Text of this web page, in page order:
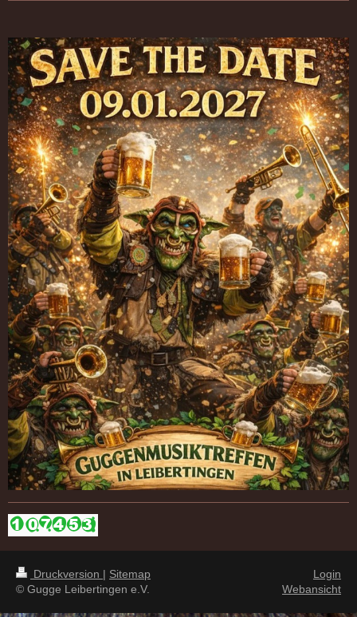
Druckversion | Sitemap
© Gugge Leibertingen e.V.
Login
Webansicht